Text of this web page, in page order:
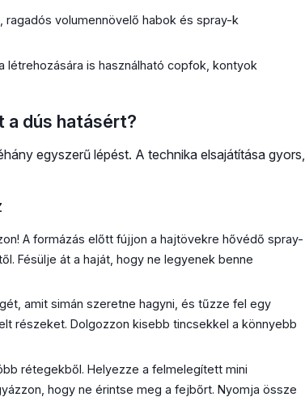
ragadós volumennövelő habok és spray-k
létrehozására is használható copfok, kontyok
a dús hatásért?
egyszerű lépést. A technika elsajátítása gyors,
A formázás előtt fújjon a hajtövekre hővédő spray-
Fésülje át a haját, hogy ne legyenek benne
amit simán szeretne hagyni, és tűzze fel egy
részeket. Dolgozzon kisebb tincsekkel a könnyebb
rétegekből. Helyezze a felmelegített mini
hogy ne érintse meg a fejbőrt. Nyomja össze